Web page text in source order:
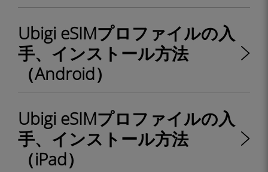
Ubigi eSIMプロファイルの入
手、インストール方法
（Android）
Ubigi eSIMプロファイルの入
手、インストール方法
（iPad）